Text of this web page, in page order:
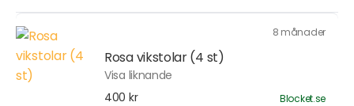
8 månader
Rosa vikstolar (4 st)
Visa liknande
400 kr
Blocket.se